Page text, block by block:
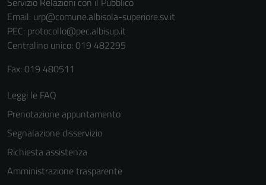
Email: urp@comune.albisola-superiore.sv.it
PEC: protocollo@pec.albisup.it
Centralino unico: 019 482295
Fax: 019 480511
Leggi le FAQ
Prenotazione appuntamento
Segnalazione disservizio
Richiesta assistenza
Amministrazione trasparente